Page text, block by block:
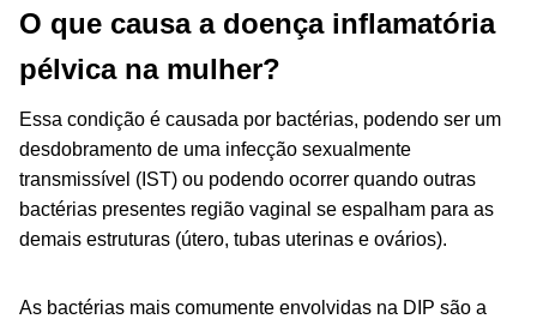
O que causa a doença inflamatória
pélvica na mulher?
Essa condição é causada por bactérias, podendo ser um
desdobramento de uma infecção sexualmente
transmissível (IST) ou podendo ocorrer quando outras
bactérias presentes região vaginal se espalham para as
demais estruturas (útero, tubas uterinas e ovários).
As bactérias mais comumente envolvidas na DIP são a